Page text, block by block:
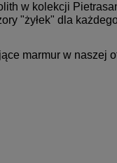
w kolekcji
"żyłek" dla
marmur w naszej